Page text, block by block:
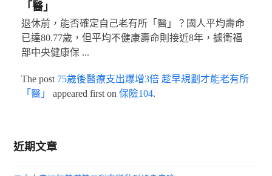
「醫」
退休前，能否確定自己老有所「醫」？國人平均壽命
已達80.77歲，但平均不健康壽命則接近8年，據衛福
部中央健康保 ...
The post 75歲後醫療支出爆增3倍 趁早規劃才能老有所
「醫」
appeared first on 保險104.
近期文章